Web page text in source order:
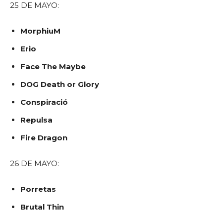
25 DE MAYO:
MorphiuM
Erio
Face The Maybe
DOG Death or Glory
Conspiració
Repulsa
Fire Dragon
26 DE MAYO:
Porretas
Brutal Thin